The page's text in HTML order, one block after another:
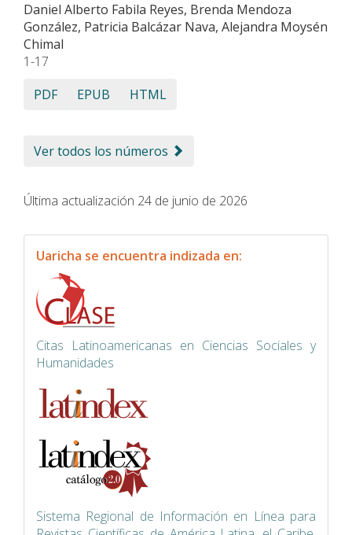
Daniel Alberto Fabila Reyes, Brenda Mendoza
González, Patricia Balcázar Nava, Alejandra Moysén
Chimal
1-17
PDF
EPUB HTML
Ver todos los números
Última actualización 24 de junio de 2026
indexacion
Uaricha se encuentra indizada en:
Citas Latinoamericanas en Ciencias Sociales y
Humanidades
Sistema Regional de Información en Línea para